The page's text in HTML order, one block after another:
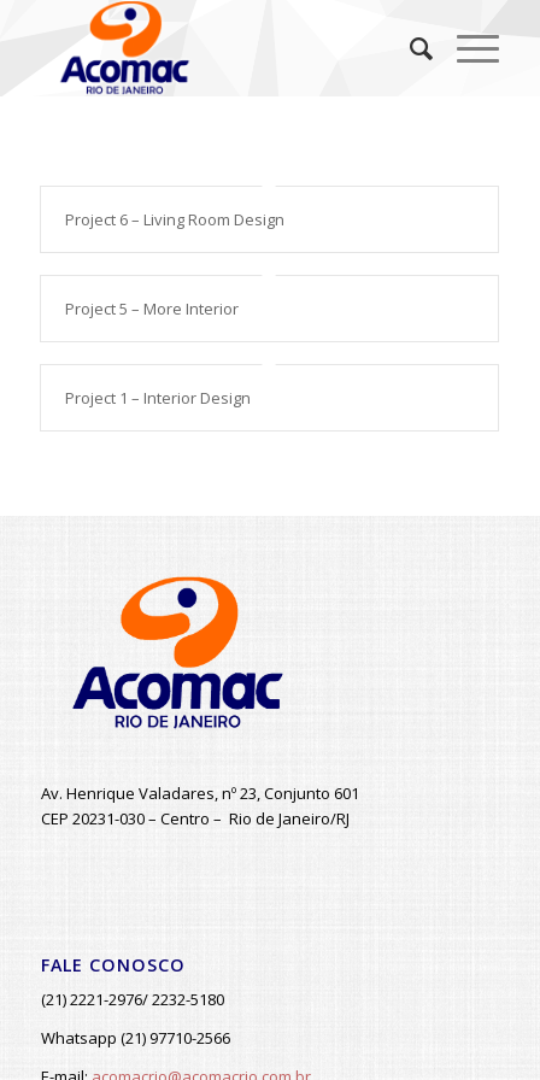
Project 6 – Living Room Design
Project 5 – More Interior
Project 1 – Interior Design
Av. Henrique Valadares, nº 23, Conjunto 601
CEP 20231-030 – Centro – Rio de Janeiro/RJ
FALE CONOSCO
(21) 2221-2976/ 2232-5180
Whatsapp (21) 97710-2566